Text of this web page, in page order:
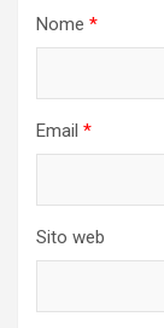
Nome *
Email *
Sito web